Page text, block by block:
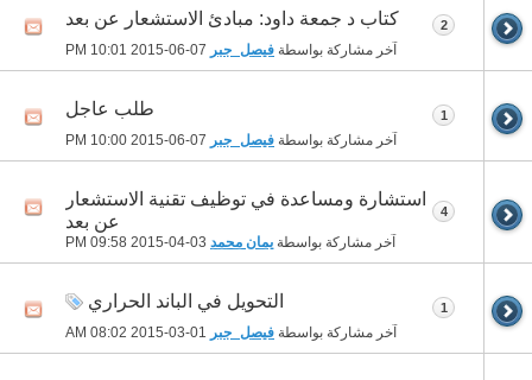
كتاب د جمعة داود: مبادئ الاستشعار عن بعد
آخر مشاركة بواسطة فيصل_جبر 10:01 PM
2
طلب عاجل
آخر مشاركة بواسطة فيصل_جبر 10:00 PM
1
استشارة ومساعدة في توظيف تقنية الاستشعار
عن بعد
آخر مشاركة بواسطة يمان محمد 09:58 PM
4
التحويل في الباند الحراري
آخر مشاركة بواسطة فيصل_جبر 08:02 AM
1